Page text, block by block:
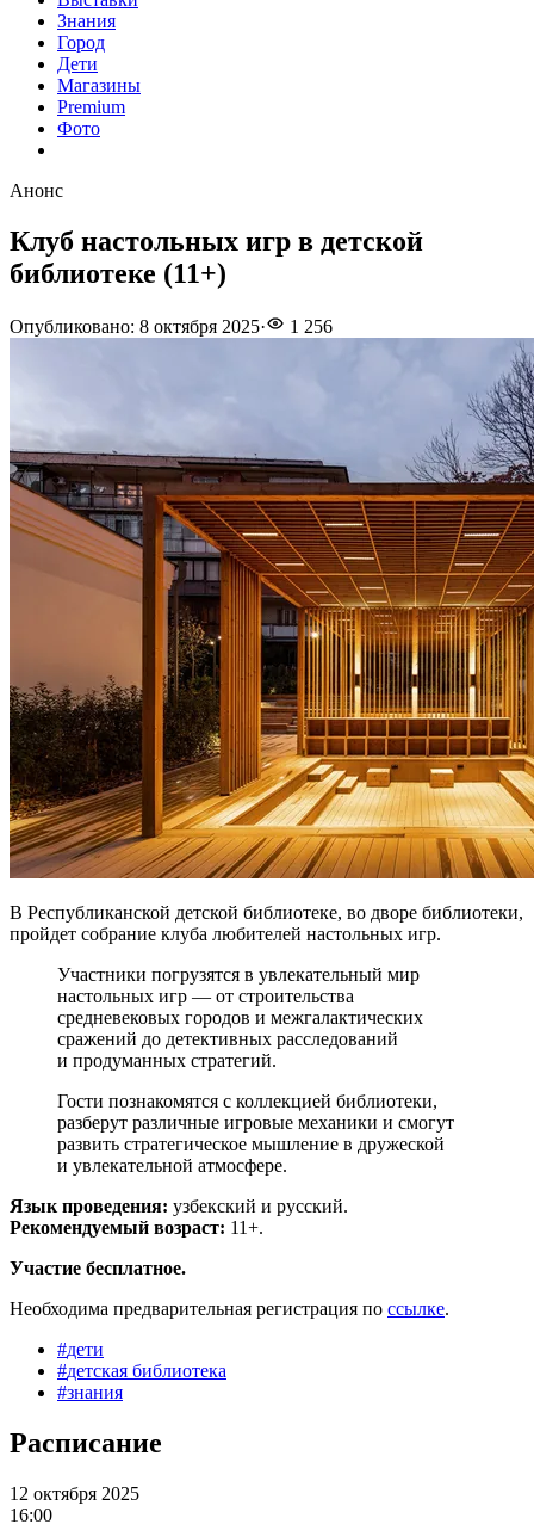
Знания
Город
Дети
Магазины
Premium
Фото
Анонс
Клуб настольных игр в детской
библиотеке (11+)
Опубликовано: 8 октября 2025· 1 256
В Республиканской детской библиотеке, во дворе библиотеки,
пройдет собрание клуба любителей настольных игр.
Участники погрузятся в увлекательный мир
настольных игр — от строительства
средневековых городов и межгалактических
сражений до детективных расследований
и продуманных стратегий.
Гости познакомятся с коллекцией библиотеки,
разберут различные игровые механики и смогут
развить стратегическое мышление в дружеской
и увлекательной атмосфере.
Язык проведения: узбекский и русский.
Рекомендуемый возраст: 11+.
Участие бесплатное.
Необходима предварительная регистрация по ссылке.
#дети
#детская библиотека
#знания
Расписание
12 октября 2025
16:00